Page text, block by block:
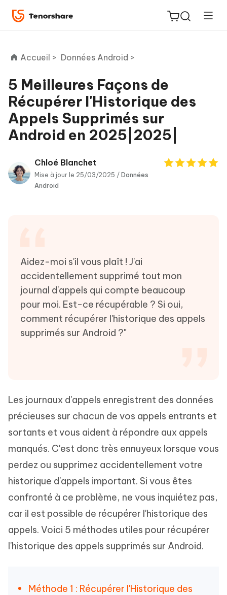
ReiBoot
for iOS
PDNob
PDF
Editor
Accueil > Données Android >
5 Meilleures Façons de
Récupérer l'Historique des
Appels Supprimés sur
Android en 2025|2025|
Chloé Blanchet
Mise à jour le 25/03/2025 / Données
Android
Aidez-moi s'il vous plaît ! J'ai
accidentellement supprimé tout mon
journal d'appels qui compte beaucoup
pour moi. Est-ce récupérable ? Si oui,
comment récupérer l'historique des appels
supprimés sur Android ?"
Les journaux d'appels enregistrent des données
précieuses sur chacun de vos appels entrants et
sortants et vous aident à répondre aux appels
manqués. C'est donc très ennuyeux lorsque vous
perdez ou supprimez accidentellement votre
historique d'appels important. Si vous êtes
confronté à ce problème, ne vous inquiétez pas,
car il est possible de récupérer l'historique des
appels. Voici 5 méthodes utiles pour récupérer
l'historique des appels supprimés sur Android.
Méthode 1 : Récupérer l'Historique des